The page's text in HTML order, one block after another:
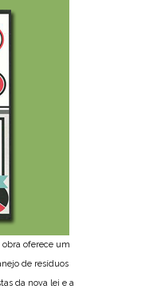
obra oferece um
de resíduos
da nova lei e a